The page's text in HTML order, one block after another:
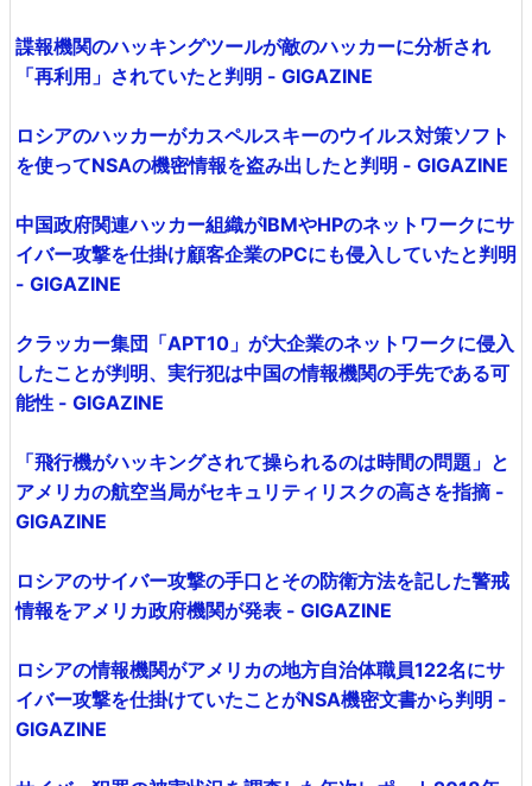
諜報機関のハッキングツールが敵のハッカーに分析され
「再利用」されていたと判明 - GIGAZINE
ロシアのハッカーがカスペルスキーのウイルス対策ソフト
を使ってNSAの機密情報を盗み出したと判明 - GIGAZINE
中国政府関連ハッカー組織がIBMやHPのネットワークにサ
イバー攻撃を仕掛け顧客企業のPCにも侵入していたと判明
- GIGAZINE
クラッカー集団「APT10」が大企業のネットワークに侵入
したことが判明、実行犯は中国の情報機関の手先である可
能性 - GIGAZINE
「飛行機がハッキングされて操られるのは時間の問題」と
アメリカの航空当局がセキュリティリスクの高さを指摘 -
GIGAZINE
ロシアのサイバー攻撃の手口とその防衛方法を記した警戒
情報をアメリカ政府機関が発表 - GIGAZINE
ロシアの情報機関がアメリカの地方自治体職員122名にサ
イバー攻撃を仕掛けていたことがNSA機密文書から判明 -
GIGAZINE